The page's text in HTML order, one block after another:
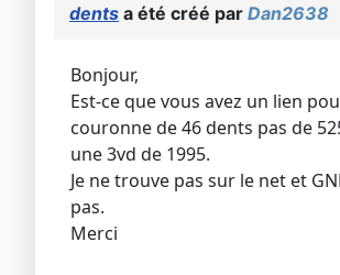
dents a été créé par Dan2638
Bonjour,
Est-ce que vous avez un lien
couronne de 46 dents pas de
une 3vd de 1995.
Je ne trouve pas sur le net et
pas.
Merci